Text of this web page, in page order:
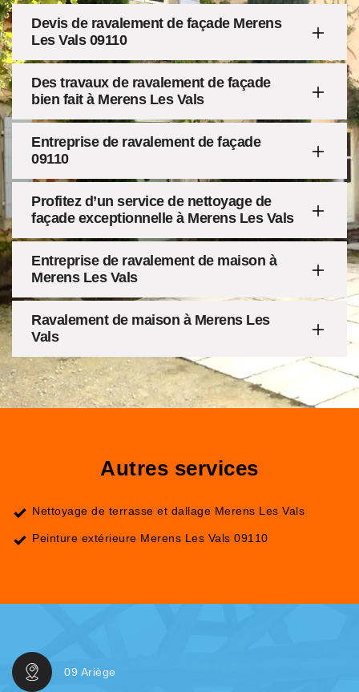
Devis de ravalement de façade Merens
Les Vals 09110
Des travaux de ravalement de façade
bien fait à Merens Les Vals
Entreprise de ravalement de façade
09110
Profitez d’un service de nettoyage de
façade exceptionnelle à Merens Les Vals
Entreprise de ravalement de maison à
Merens Les Vals
Ravalement de maison à Merens Les
Vals
Autres services
Nettoyage de terrasse et dallage Merens Les Vals
Peinture extérieure Merens Les Vals 09110
09 Ariège